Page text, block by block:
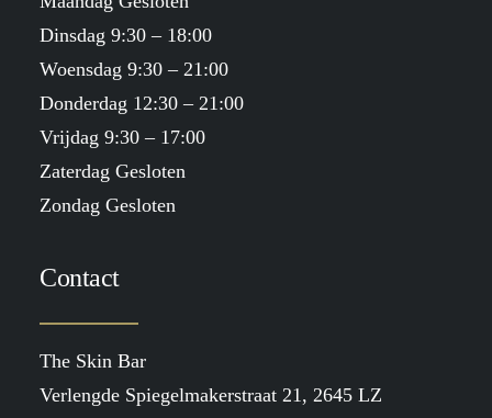
Dinsdag 9:30 – 18:00
Woensdag 9:30 – 21:00
Donderdag 12:30 – 21:00
Vrijdag 9:30 – 17:00
Zaterdag Gesloten
Zondag Gesloten
Contact
The Skin Bar
Verlengde Spiegelmakerstraat 21, 2645 LZ